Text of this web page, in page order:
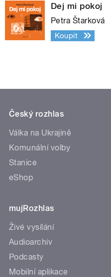
Dej mi pokoj
Petra Štarková
Koupit
Český rozhlas
Válka na Ukrajině
Komunální volby
Stanice
eShop
mujRozhlas
Živé vysílání
Audioarchiv
Podcasty
Mobilní aplikace